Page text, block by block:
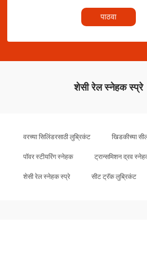
पाठवा
शेसी रेल स्नेहक स्प्रे
वरच्या सिलिंडरसाठी लुब्रिकंट खिडकीच्या
पॉवर स्टीयरिंग स्नेहक ट्रान्समिशन द्रव
शेसी रेल स्नेहक स्प्रे सीट ट्रॅक लुब्रिकंट